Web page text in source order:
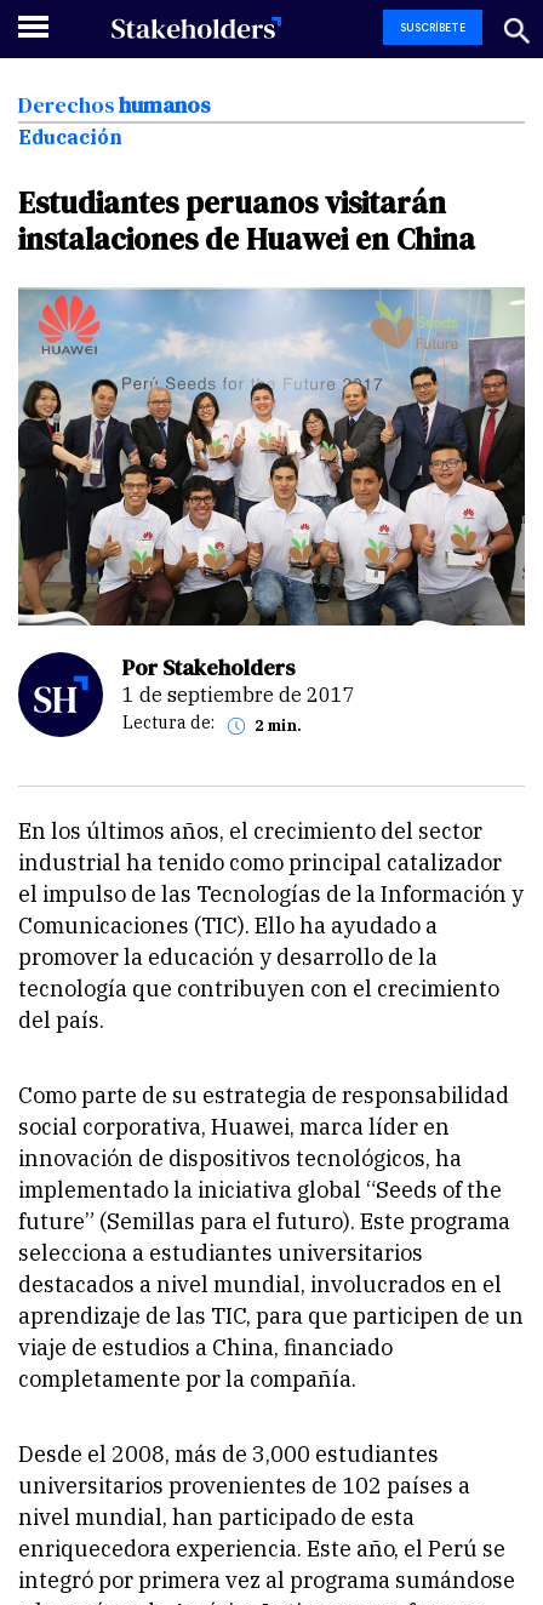
SUSCRÍBETE
Derechoshumanos
Educación
Estudiantes peruanosvisitarán
instalaciones deHuawei en China
Por Stakeholders
1 de septiembre de 2017
Lectura de: 2 min.
En los últimos años, el crecimiento del sector
industrial ha tenido como principal catalizador
el impulso de las Tecnologías de la Información y
Comunicaciones (TIC). Ello ha ayudado a
promover la educación y desarrollo de la
tecnología que contribuyen con el crecimiento
del país.
Como parte de su estrategia de responsabilidad
social corporativa, Huawei, marca líder en
innovación de dispositivos tecnológicos, ha
implementado la iniciativa global “Seeds of the
future” (Semillas para el futuro). Este programa
selecciona a estudiantes universitarios
destacados a nivel mundial, involucrados en el
aprendizaje de las TIC, para que participen de un
viaje de estudios a China, financiado
completamente por la compañía.
Desde el 2008, más de 3,000 estudiantes
universitarios provenientes de 102 países a
nivel mundial, han participado de esta
enriquecedora experiencia. Este año, el Perú se
integró por primera vez al programa sumándose